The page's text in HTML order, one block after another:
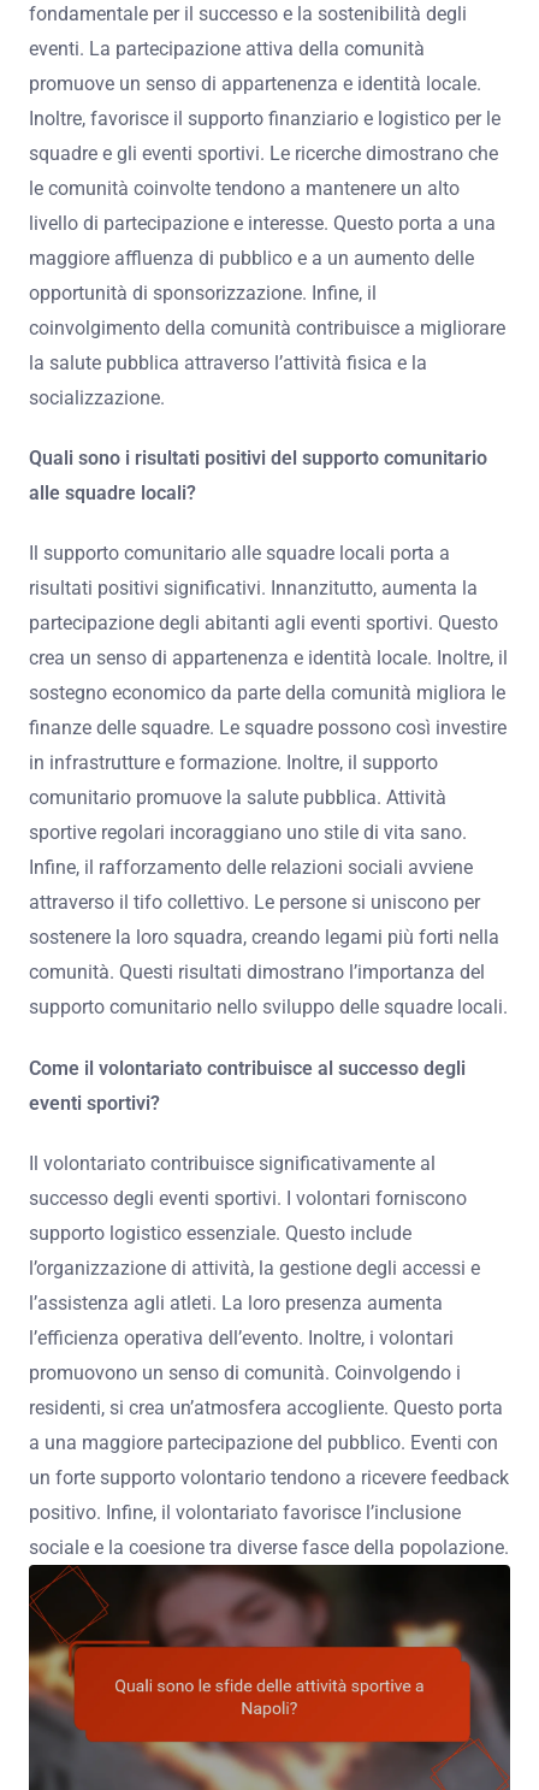
fondamentale per il successo e la sostenibilità degli
eventi. La partecipazione attiva della comunità
promuove un senso di appartenenza e identità locale.
Inoltre, favorisce il supporto finanziario e logistico per le
squadre e gli eventi sportivi. Le ricerche dimostrano che
le comunità coinvolte tendono a mantenere un alto
livello di partecipazione e interesse. Questo porta a una
maggiore affluenza di pubblico e a un aumento delle
opportunità di sponsorizzazione. Infine, il
coinvolgimento della comunità contribuisce a migliorare
la salute pubblica attraverso l’attività fisica e la
socializzazione.
Quali sono i risultati positivi del supporto comunitario
alle squadre locali?
Il supporto comunitario alle squadre locali porta a
risultati positivi significativi. Innanzitutto, aumenta la
partecipazione degli abitanti agli eventi sportivi. Questo
crea un senso di appartenenza e identità locale. Inoltre, il
sostegno economico da parte della comunità migliora le
finanze delle squadre. Le squadre possono così investire
in infrastrutture e formazione. Inoltre, il supporto
comunitario promuove la salute pubblica. Attività
sportive regolari incoraggiano uno stile di vita sano.
Infine, il rafforzamento delle relazioni sociali avviene
attraverso il tifo collettivo. Le persone si uniscono per
sostenere la loro squadra, creando legami più forti nella
comunità. Questi risultati dimostrano l’importanza del
supporto comunitario nello sviluppo delle squadre locali.
Come il volontariato contribuisce al successo degli
eventi sportivi?
Il volontariato contribuisce significativamente al
successo degli eventi sportivi. I volontari forniscono
supporto logistico essenziale. Questo include
l’organizzazione di attività, la gestione degli accessi e
l’assistenza agli atleti. La loro presenza aumenta
l’efficienza operativa dell’evento. Inoltre, i volontari
promuovono un senso di comunità. Coinvolgendo i
residenti, si crea un’atmosfera accogliente. Questo porta
a una maggiore partecipazione del pubblico. Eventi con
un forte supporto volontario tendono a ricevere feedback
positivo. Infine, il volontariato favorisce l’inclusione
sociale e la coesione tra diverse fasce della popolazione.